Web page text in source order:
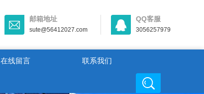
邮箱地址
sute@56412027.com
QQ客服
3056257979
在线留言 联系我们